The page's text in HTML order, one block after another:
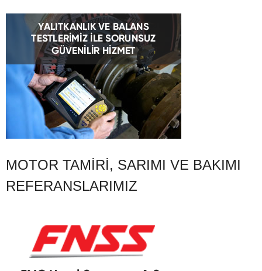
MOTOR TAMIRI, SARIMI VE BAKIMI
REFERANSLARIMIZ